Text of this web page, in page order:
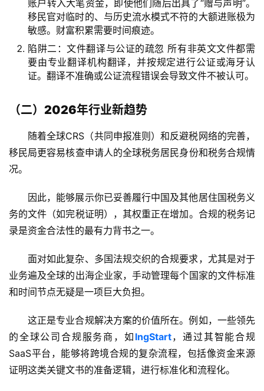
账户转入大笔资金，即使他们随后出具了“赠与声明”。
移民官对临时的、与历史流水模式不符的大额进账极为
敏感。财富积累需要时间痕迹。
陷阱二：文件翻译与公证的疏忽 所有非英文文件都需
要由专业翻译机构翻译，并按规定进行公证或海牙认
证。翻译不准确或公证流程错误会导致文件不被认可。
（二）2026年行业新趋势
随着全球CRS（共同申报准则）和反避税网络的完善，
移民局更容易核查申请人的全球税务居民身份和税务合规情
况。
因此，能够展示你已妥善履行中国及其他居住国税务义
务的文件（如完税证明），其权重正在增加。合规的税务记
录是资金合法性的最有力背书之一。
面对如此复杂、多国法规交织的合规要求，尤其是对于
业务遍及全球的出海企业家，手动管理每个国家的文件标准
和时间节点无疑是一项巨大负担。
这正是专业合规解决方案的价值所在。例如，一些领先
的全球公司合规服务商，如 lngStart，通过其智能合规
SaaS平台，能够将跨境合规的复杂流程，包括像资金来源
证明这类关键文书的准备逻辑，进行标准化和流程化。